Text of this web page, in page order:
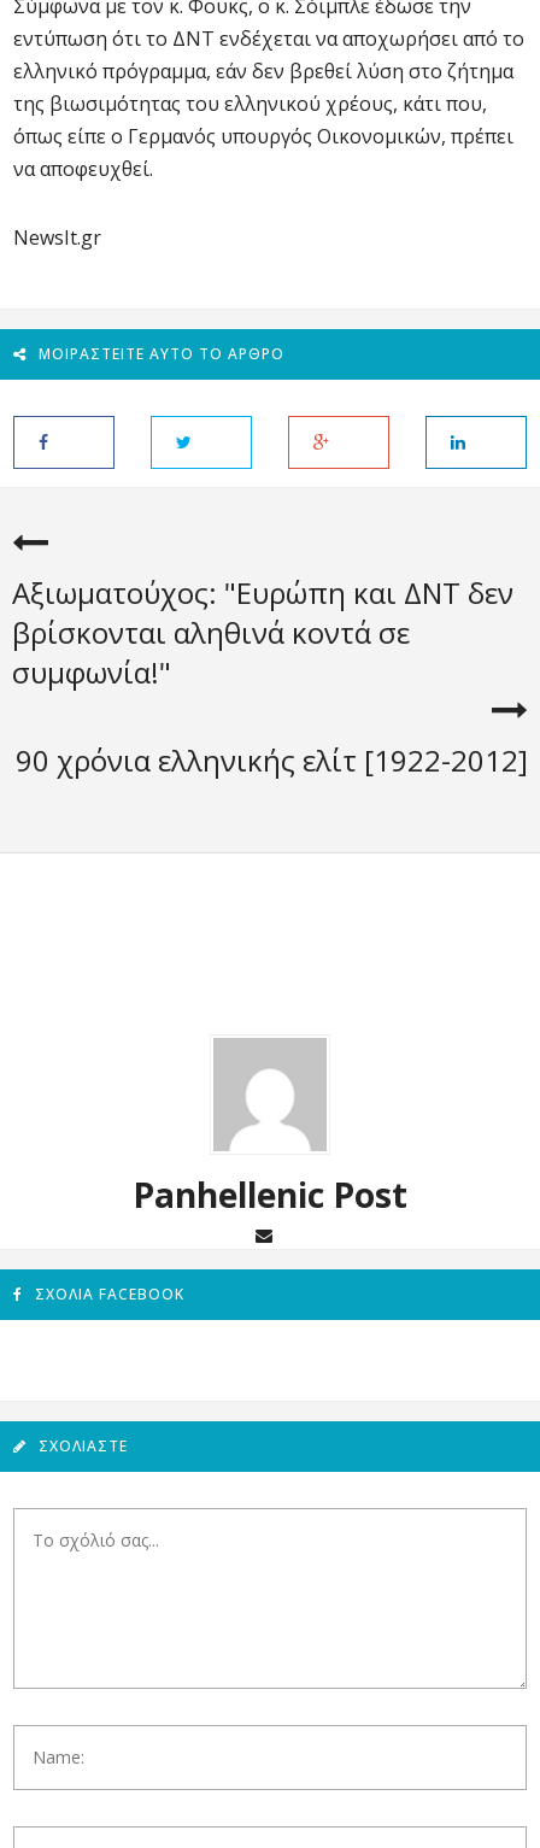
Σύμφωνα με τον κ. Φουκς, ο κ. Σόιμπλε έδωσε την
εντύπωση ότι το ΔΝΤ ενδέχεται να αποχωρήσει από το
ελληνικό πρόγραμμα, εάν δεν βρεθεί λύση στο ζήτημα
της βιωσιμότητας του ελληνικού χρέους, κάτι που,
όπως είπε ο Γερμανός υπουργός Οικονομικών, πρέπει
να αποφευχθεί.
NewsIt.gr
ΜΟΙΡΑΣΤΕΊΤΕ ΑΥΤΌ ΤΟ ΆΡΘΡΟ
Αξιωματούχος: "Ευρώπη και ΔΝΤ δεν
βρίσκονται αληθινά κοντά σε
συμφωνία!"
90 χρόνια ελληνικής ελίτ [1922-2012]
Panhellenic Post
ΣΧΌΛΙΑ FACEBOOK
ΣΧΟΛΙΆΣΤΕ